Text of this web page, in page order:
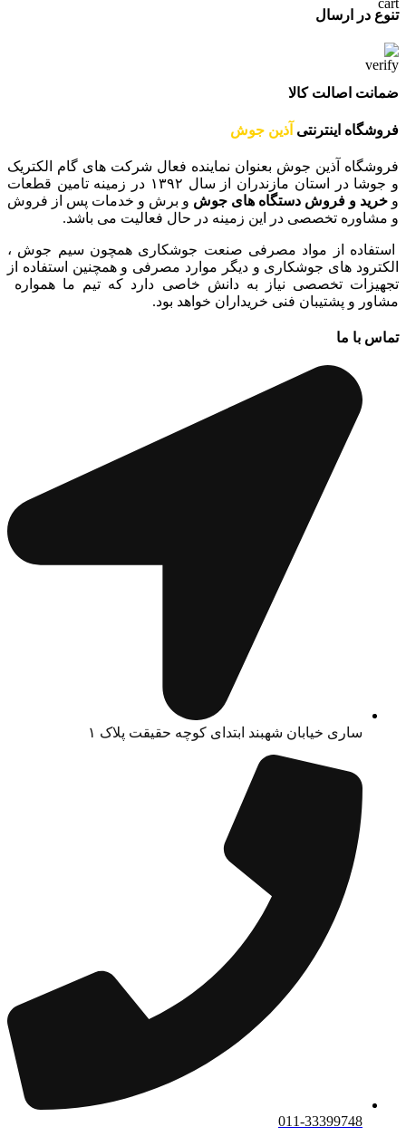
تنوع در ارسال
ضمانت اصالت کالا
فروشگاه اینترنتی آذین جوش
فروشگاه آذین جوش بعنوان نماینده فعال شرکت های گام الکتریک
و جوشا در استان مازندران از سال ۱۳۹۲ در زمینه تامین قطعات
و خرید و فروش دستگاه های جوش و برش و خدمات پس از فروش
و مشاوره تخصصی در این زمینه در حال فعالیت می باشد.
استفاده از مواد مصرفی صنعت جوشکاری همچون سیم جوش ،
الکترود های جوشکاری و دیگر موارد مصرفی و همچنین استفاده از
تجهیزات تخصصی نیاز به دانش خاصی دارد که تیم ما همواره
مشاور و پشتیبان فنی خریداران خواهد بود.
تماس با ما
ساری خیابان شهبند ابتدای کوچه حقیقت پلاک ۱
011-33399748